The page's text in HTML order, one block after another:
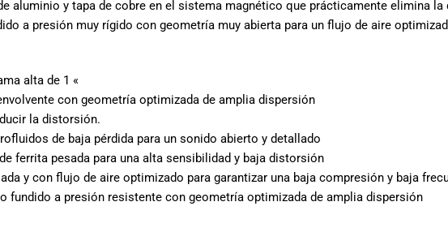
aluminio y tapa de cobre en el sistema magnético que prácticamente elimina
a presión muy rígido con geometría muy abierta para un flujo de aire
alta de 1 «
con geometría optimizada de amplia dispersión
la distorsión.
de baja pérdida para un sonido abierto y detallado
ferrita pesada para una alta sensibilidad y baja distorsión
y con flujo de aire optimizado para garantizar una baja compresión y baja
fundido a presión resistente con geometría optimizada de amplia dispersión